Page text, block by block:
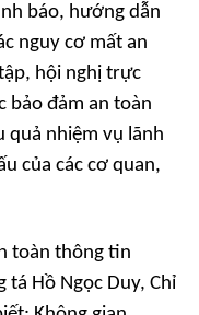
báo, hướng dẫn
nguy cơ mất an
hội nghị trực
bảo đảm an toàn
quả nhiệm vụ lãnh
của các cơ quan,
toàn thông tin
Hồ Ngọc Duy, Chỉ